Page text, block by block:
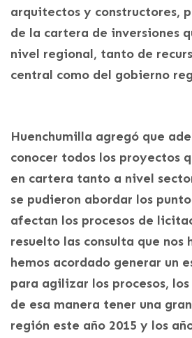
arquitectos y constructores,
de la cartera de inversiones
nivel regional, tanto de
central como del gobierno
Huenchumilla agregó que
conocer todos los proyectos
en cartera tanto a nivel
se pudieron abordar los
afectan los procesos de
resuelto las consulta que nos
hemos acordado generar un
para agilizar los procesos,
de esa manera tener una
región este año 2015 y los